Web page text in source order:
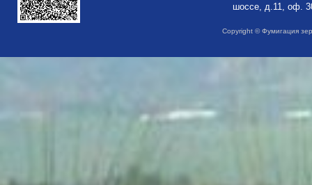
шоссе, д.11, оф.
Copyright © Фумигация